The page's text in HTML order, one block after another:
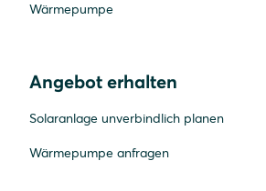
Wärmepumpe
Angebot erhalten
Solaranlage unverbindlich planen
Wärmepumpe anfragen